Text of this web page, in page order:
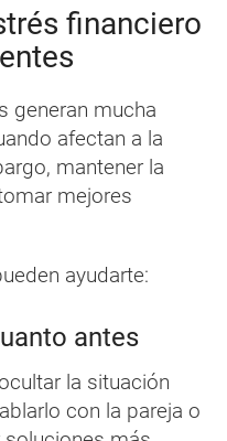
financiero
generan mucha
afectan a la
mantener la
mejores
ayudarte:
antes
la situación
con la pareja o